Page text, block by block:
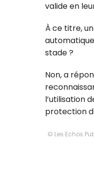
valide en
À ce titre,
stade ?
Non, a
l’utilisation
protection
© Les Echos